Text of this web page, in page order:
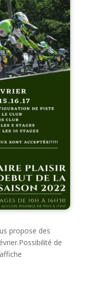
propose des
de